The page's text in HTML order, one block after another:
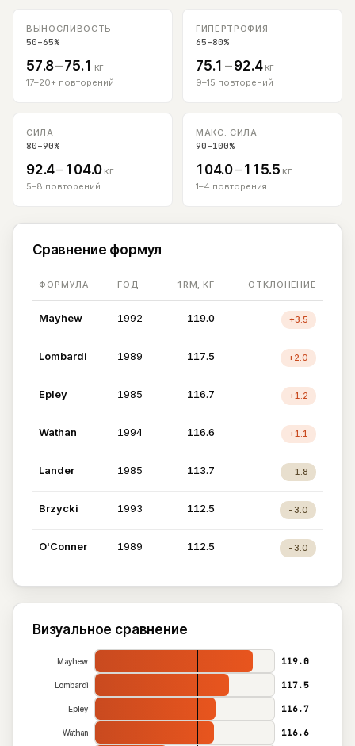
ВЫНОСЛИВОСТЬ
50–65%
57.8–75.1 кг
17–20+ повторений
ГИПЕРТРОФИЯ
65–80%
75.1 –92.4 кг
9–15 повторений
СИЛА
80–90%
92.4– 104.0кг
5–8 повторений
МАКС. СИЛА
90–100%
104.0– 115.5 кг
1–4 повторения
Сравнение формул
ФОРМУЛА ГОД 1RM, КГ ОТКЛОНЕНИЕ
Mayhew 1992 119.0 +3.5
Lombardi 1989 117.5 +2.0
Epley 1985 116.7 +1.2
Wathan 1994 116.6 +1.1
Lander 1985 113.7 -1.8
Brzycki 1993 112.5 -3.0
O'Conner 1989 112.5 -3.0
Визуальное сравнение
Mayhew 119.0
Lombardi 117.5
Epley 116.7
Wathan 116.6